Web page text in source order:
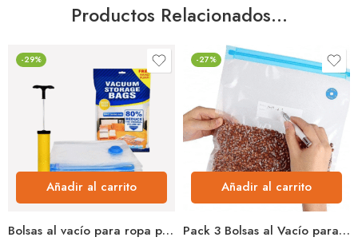
Productos Relacionados…
-29%
Añadir al carrito
Bolsas al vacío para ropa pack 5 bolsas + succionador manual ahorro de espacio viaje y hogar
-27%
Añadir al carrito
Pack 3 Bolsas al Vacío para Alimentos Reutilizables Conservación Fresca 26 x 28 cm